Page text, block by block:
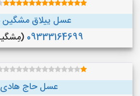
عسل ییلاق مشگین
09333164699
عسل حاج هادی